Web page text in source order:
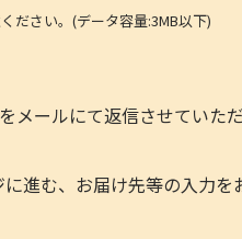
さい。(データ容量:3MB以下)
ールにて返信させていただ
む、お届け先等の入力を